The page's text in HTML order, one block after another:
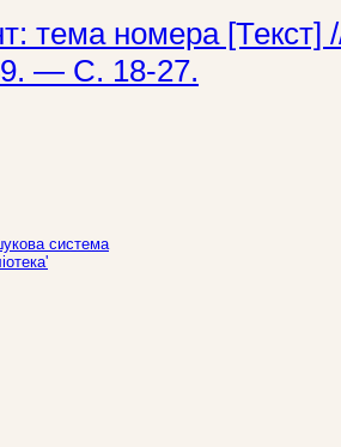
тема номера [Текст]
— С. 18-27.
система